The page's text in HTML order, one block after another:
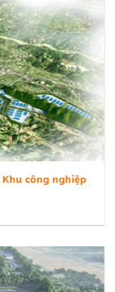
công nghiệp